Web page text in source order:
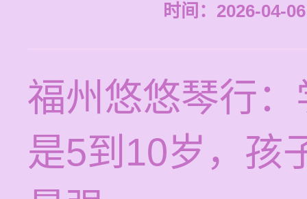
时间：2026-04-
福州悠悠琴行
是5到10岁，孩